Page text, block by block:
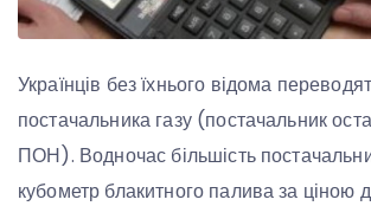
Українців без їхнього відома
постачальника газу (постачальник
ПОН). Водночас більшість
кубометр блакитного палива за ціною